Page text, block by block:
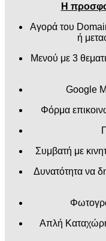
Η
Αγορά του
ή
Μενού με 3
Google
Φόρμα
Συμβατή με
Δυνατότητα να
Απλή